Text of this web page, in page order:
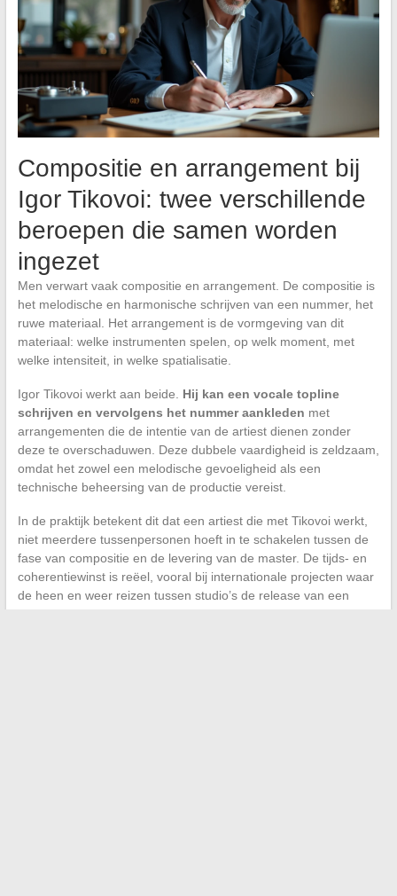
Compositie en arrangement bij
Igor Tikovoi: twee verschillende
beroepen die samen worden
ingezet
Men verwart vaak compositie en arrangement. De compositie is
het melodische en harmonische schrijven van een nummer, het
ruwe materiaal. Het arrangement is de vormgeving van dit
materiaal: welke instrumenten spelen, op welk moment, met
welke intensiteit, in welke spatialisatie.
Igor Tikovoi werkt aan beide. Hij kan een vocale topline
schrijven en vervolgens het nummer aankleden met
arrangementen die de intentie van de artiest dienen zonder
deze te overschaduwen. Deze dubbele vaardigheid is zeldzaam,
omdat het zowel een melodische gevoeligheid als een
technische beheersing van de productie vereist.
In de praktijk betekent dit dat een artiest die met Tikovoi werkt,
niet meerdere tussenpersonen hoeft in te schakelen tussen de
fase van compositie en de levering van de master. De tijds- en
coherentiewinst is reëel, vooral bij internationale projecten waar
de heen en weer reizen tussen studio’s de release van een